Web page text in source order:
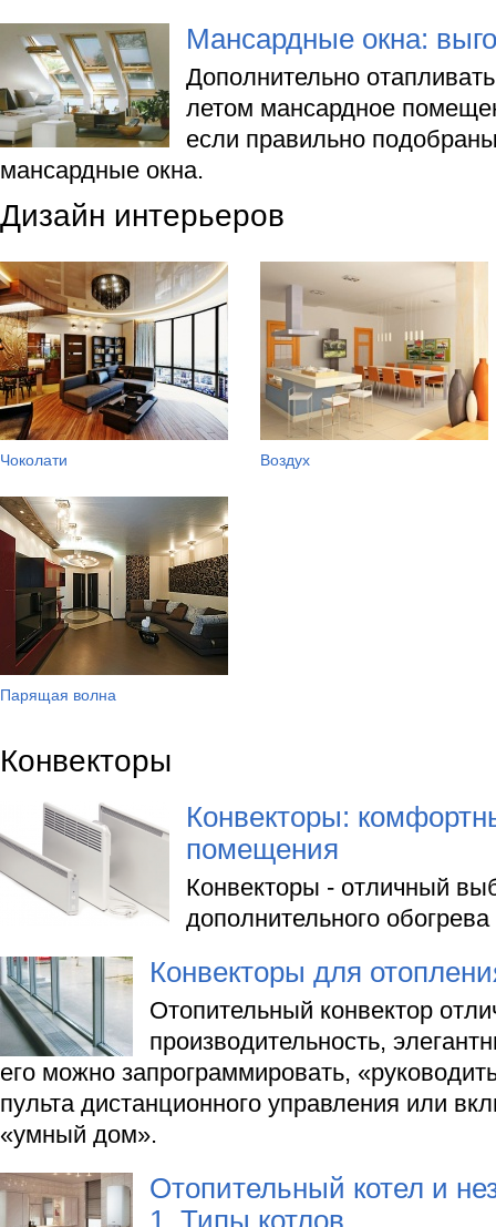
Мансардные окна:
Дополнительно
летом мансардное
если правильно
мансардные окна.
Дизайн интерьеров
Чоколати Воздух
Парящая волна
Конвекторы
Конвекторы:
помещения
Конвекторы - отличный
дополнительного
Конвекторы для
Отопительный конвектор
производительность,
его можно запрограммировать,
пульта дистанционного управления или
«умный дом».
Отопительный котел и
1. Типы котлов